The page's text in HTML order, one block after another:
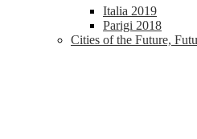
Italia 2019
Parigi 2018
Cities of the Future,